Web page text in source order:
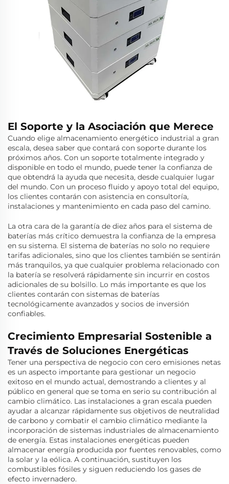
El Soporte y la Asociación que Merece
Cuando elige almacenamiento energético industrial a gran
escala, desea saber que contará con soporte durante los
próximos años. Con un soporte totalmente integrado y
disponible en todo el mundo, puede tener la confianza de
que obtendrá la ayuda que necesita, desde cualquier lugar
del mundo. Con un proceso fluido y apoyo total del equipo,
los clientes contarán con asistencia en consultoría,
instalaciones y mantenimiento en cada paso del camino.
La otra cara de la garantía de diez años para el sistema de
baterías más crítico demuestra la confianza de la empresa
en su sistema. El sistema de baterías no solo no requiere
tarifas adicionales, sino que los clientes también se sentirán
más tranquilos, ya que cualquier problema relacionado con
la batería se resolverá rápidamente sin incurrir en costos
adicionales de su bolsillo. Lo más importante es que los
clientes contarán con sistemas de baterías
tecnológicamente avanzados y socios de inversión
confiables.
Crecimiento Empresarial Sostenible a
Través de Soluciones Energéticas
Tener una perspectiva de negocio con cero emisiones netas
es un aspecto importante para gestionar un negocio
exitoso en el mundo actual, demostrando a clientes y al
público en general que se toma en serio su contribución al
cambio climático. Las instalaciones a gran escala pueden
ayudar a alcanzar rápidamente sus objetivos de neutralidad
de carbono y combatir el cambio climático mediante la
incorporación de sistemas industriales de almacenamiento
de energía. Estas instalaciones energéticas pueden
almacenar energía producida por fuentes renovables, como
la solar y la eólica. A continuación, sustituyen los
combustibles fósiles y siguen reduciendo los gases de
efecto invernadero.